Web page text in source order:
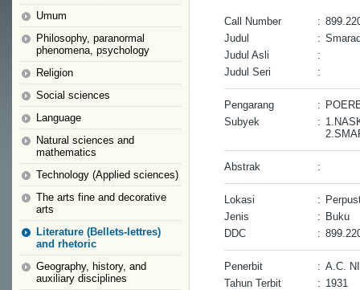
Umum
Philosophy, paranormal
phenomena, psychology
Religion
Social sciences
Language
Natural sciences and
mathematics
Technology (Applied sciences)
The arts fine and decorative
arts
Literature (Bellets-lettres)
and rhetoric
Geography, history, and
auxiliary disciplines
Call Number :
Judul
:
Judul Asli
:
Judul Seri
:
Pengarang :
Subyek
:
Abstrak :
Lokasi :
Jenis
: Buku
DDC
:
Penerbit : A.C.
Tahun Terbit
: 1931